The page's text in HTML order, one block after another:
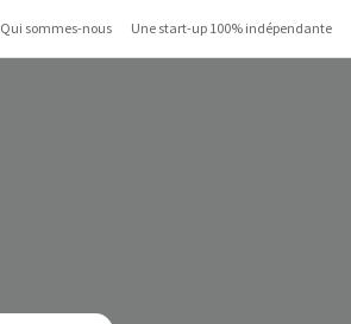
Qui sommes-nous Une start-up 100% indépendante